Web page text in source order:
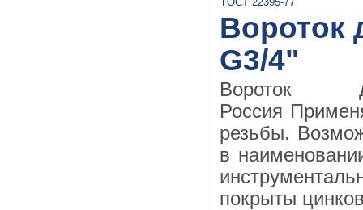
Вороток
G3/4"
Вороток
Россия
резьбы.
в
покрыты